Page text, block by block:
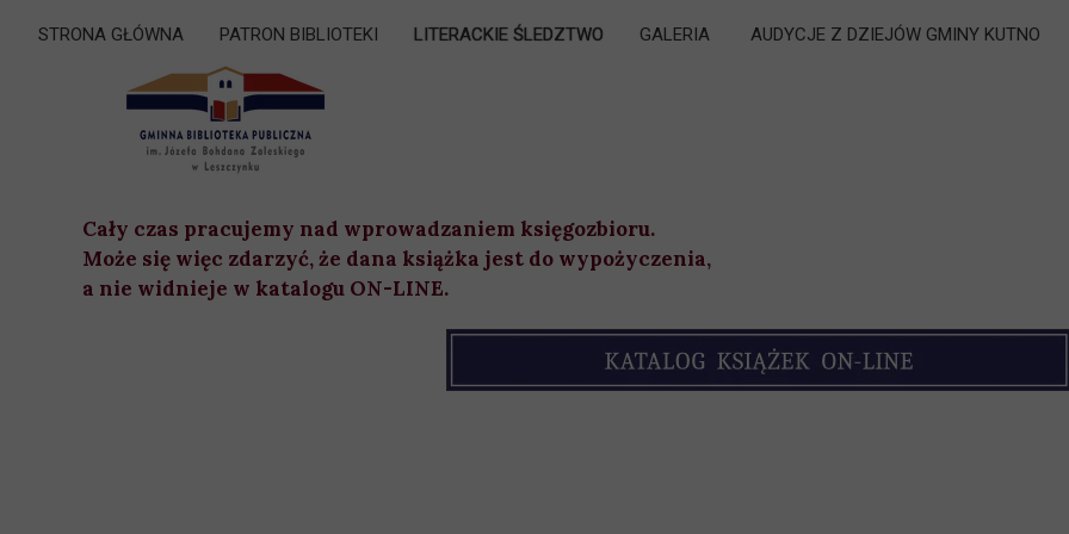
Cały czas pracujemy nad wprowadzaniem księgozbioru.
Może się więc zdarzyć, że dana książka jest do wypożyczenia,
a nie widnieje w katalogu ON-LINE.
STRONA GŁÓWNA PATRON BIBLIOTEKI LITERACKIE ŚLEDZTWO GALERIA AUDYCJE Z DZIEJÓW GMINY KUTNO